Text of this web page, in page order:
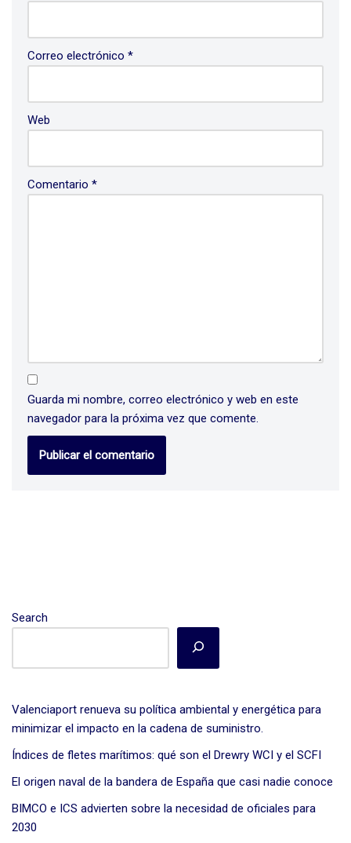
Las noticias más destacadas del sector
marítimo, directas a tu email cada
semana.
Correo electrónico *
Web
Comentario *
Guarda mi nombre, correo electrónico y web en este
navegador para la próxima vez que comente.
Search
Valenciaport renueva su política ambiental y energética para
minimizar el impacto en la cadena de suministro.
Índices de fletes marítimos: qué son el Drewry WCI y el SCFI
El origen naval de la bandera de España que casi nadie conoce
BIMCO e ICS advierten sobre la necesidad de oficiales para
2030